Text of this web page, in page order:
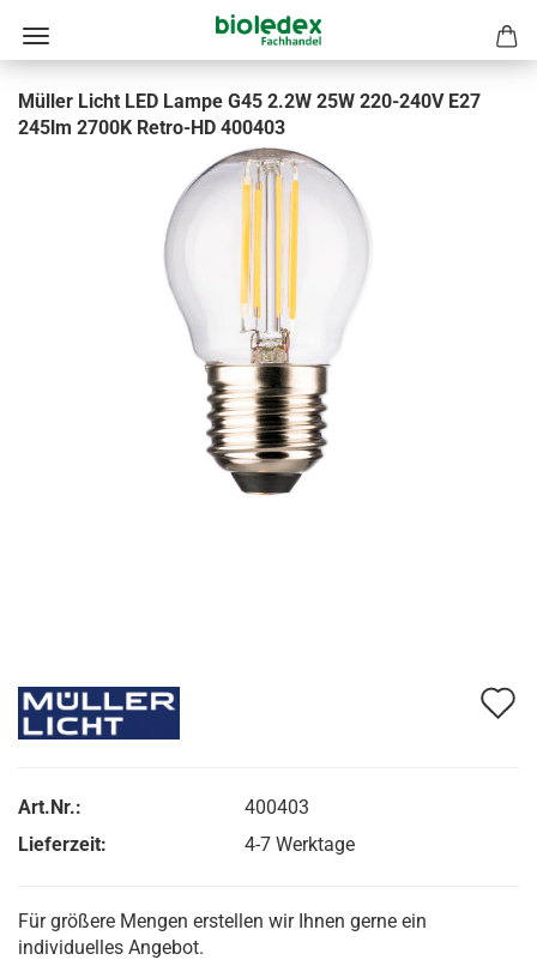
Müller Licht LED Lampe G45 2.2W 25W 220-240V E27
245lm 2700K Retro-HD 400403
Art.Nr.:
400403
Lieferzeit:
4-7 Werktage
Für größere Mengen erstellen wir Ihnen gerne ein
individuelles Angebot.